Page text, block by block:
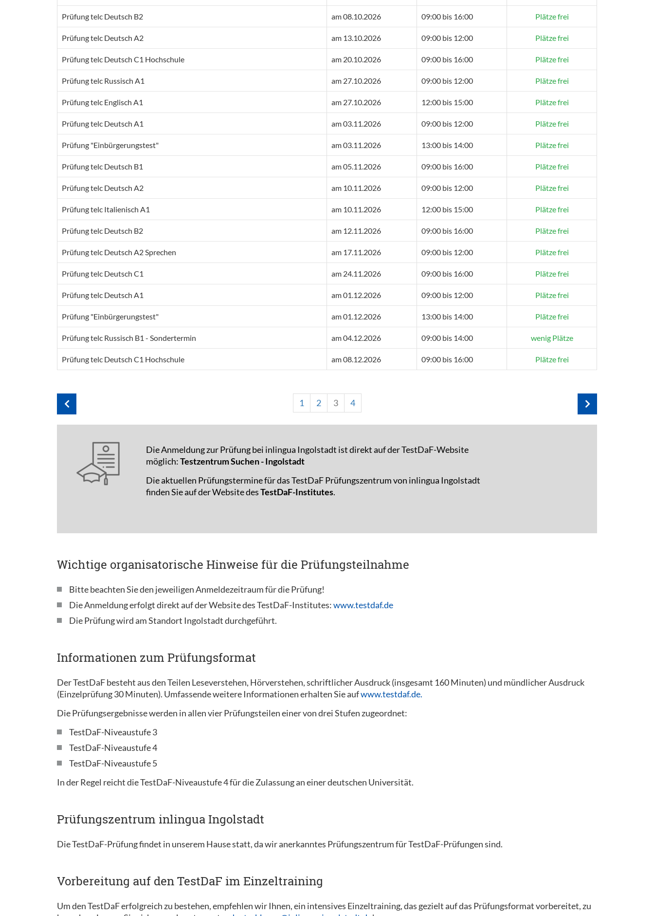
Prüfung telc Deutsch B2 am 08.10.2026 09:00 bis 16:00 Plätze frei
Prüfung telc Deutsch A2 am 13.10.2026 09:00 bis 12:00 Plätze frei
Prüfung telc Deutsch C1 Hochschule am 20.10.2026 09:00 bis 16:00 Plätze frei
Prüfung telc Russisch A1 am 27.10.2026 09:00 bis 12:00 Plätze frei
Prüfung telc Englisch A1 am 27.10.2026 12:00 bis 15:00 Plätze frei
Prüfung telc Deutsch A1 am 03.11.2026 09:00 bis 12:00 Plätze frei
Prüfung "Einbürgerungstest" am 03.11.2026 13:00 bis 14:00 Plätze frei
Prüfung telc Deutsch B1 am 05.11.2026 09:00 bis 16:00 Plätze frei
Prüfung telc Deutsch A2 am 10.11.2026 09:00 bis 12:00 Plätze frei
Prüfung telc Italienisch A1 am 10.11.2026 12:00 bis 15:00 Plätze frei
Prüfung telc Deutsch B2 am 12.11.2026 09:00 bis 16:00 Plätze frei
Prüfung telc Deutsch A2 Sprechen am 17.11.2026 09:00 bis 12:00 Plätze frei
Prüfung telc Deutsch C1 am 24.11.2026 09:00 bis 16:00 Plätze frei
Prüfung telc Deutsch A1 am 01.12.2026 09:00 bis 12:00 Plätze frei
Prüfung "Einbürgerungstest" am 01.12.2026 13:00 bis 14:00 Plätze frei
Prüfung telc Russisch B1 - Sondertermin am 04.12.2026 09:00 bis 14:00 wenig Plätze
Prüfung telc Deutsch C1 Hochschule am 08.12.2026 09:00 bis 16:00 Plätze frei
1 2 3 4
Die Anmeldung zur Prüfung bei inlingua Ingolstadt ist direkt auf der TestDaF-Website
möglich:Testzentrum Suchen - Ingolstadt
Die aktuellen Prüfungstermine für das TestDaF Prüfungszentrum von inlingua Ingolstadt
finden Sie auf der Website desTestDaF-Institutes.
Wichtige organisatorische Hinweise für die Prüfungsteilnahme
Bitte beachten Sie den jeweiligen Anmeldezeitraum für die Prüfung!
Die Anmeldung erfolgt direkt auf der Website des TestDaF-Institutes:www.testdaf.de
Die Prüfung wird am Standort Ingolstadt durchgeführt.
Informationen zum Prüfungsformat
Der TestDaF besteht aus den Teilen Leseverstehen, Hörverstehen, schriftlicher Ausdruck (insgesamt 160 Minuten) und mündlicher Ausdruck
(Einzelprüfung 30 Minuten). Umfassende weitere Informationen erhalten Sie aufwww.testdaf.de.
Die Prüfungsergebnisse werden in allen vier Prüfungsteilen einer von drei Stufen zugeordnet:
TestDaF-Niveaustufe 3
TestDaF-Niveaustufe 4
TestDaF-Niveaustufe 5
In der Regel reicht die TestDaF-Niveaustufe 4 für die Zulassung an einer deutschen Universität.
Prüfungszentrum inlingua Ingolstadt
Die TestDaF-Prüfung findet in unserem Hause statt, da wir anerkanntes Prüfungszentrum für TestDaF-Prüfungen sind.
Vorbereitung auf den TestDaF im Einzeltraining
Um den TestDaF erfolgreich zu bestehen, empfehlen wir Ihnen, ein intensives Einzeltraining, das gezielt auf das Prüfungsformat vorbereitet, zu